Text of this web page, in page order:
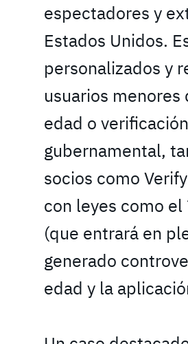
espectadores y
Estados Unidos.
personalizados y
usuarios
edad o
gubernamental,
socios como
con leyes como
(que entrará en
generado
edad y la